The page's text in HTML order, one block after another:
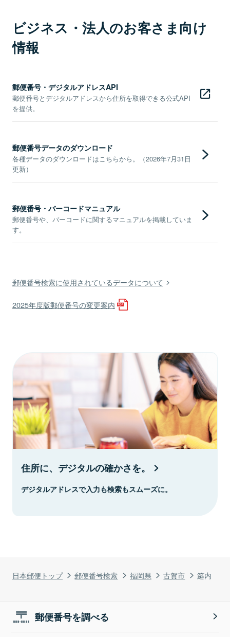
日本郵便トップ 郵便番号検索 福岡県 古賀市 筵内
ビジネス・法人のお客さま向け
情報
郵便番号・デジタルアドレスAPI
郵便番号とデジタルアドレスから住所を取得できる公式API
を提供。
郵便番号データのダウンロード
各種データのダウンロードはこちらから。（2026年7月31日
更新）
郵便番号・バーコードマニュアル
郵便番号や、バーコードに関するマニュアルを掲載していま
す。
郵便番号検索に使用されているデータについて
2025年度版郵便番号の変更案内
住所に、デジタルの確かさを。
デジタルアドレスで入力も検索もスムーズに。
郵便番号を調べる